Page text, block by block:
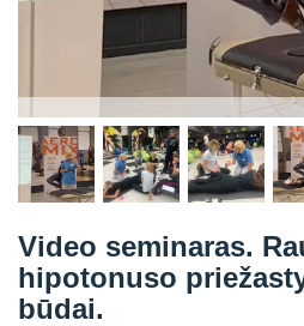
Video seminaras.
hipotonuso
būdai.